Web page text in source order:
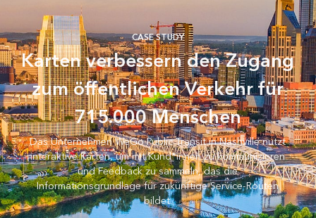
CASE STUDY
Karten verbessern den Zugang
zum öffentlichen Verkehr für
715.000 Menschen
Das Unternehmen WeGo Public Transit in Nashville nutzt
interaktive Karten, um mit Kund*innen zu kommunizieren
und Feedback zu sammeln, das die
Informationsgrundlage für zukünftige Service-Routen
bildet.